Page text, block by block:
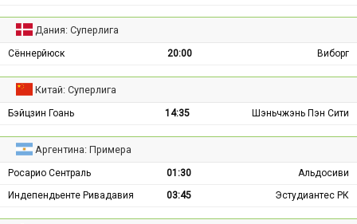
Дания: Суперлига
Сённерйюск 20:00 Виборг
Китай: Суперлига
Бэйцзин Гоань 14:35 Шэньчжэнь Пэн Сити
Аргентина: Примера
Росарио Сентраль 01:30
Альдосиви
Индепендьенте Ривадавия
03:45 Эстудиантес РК